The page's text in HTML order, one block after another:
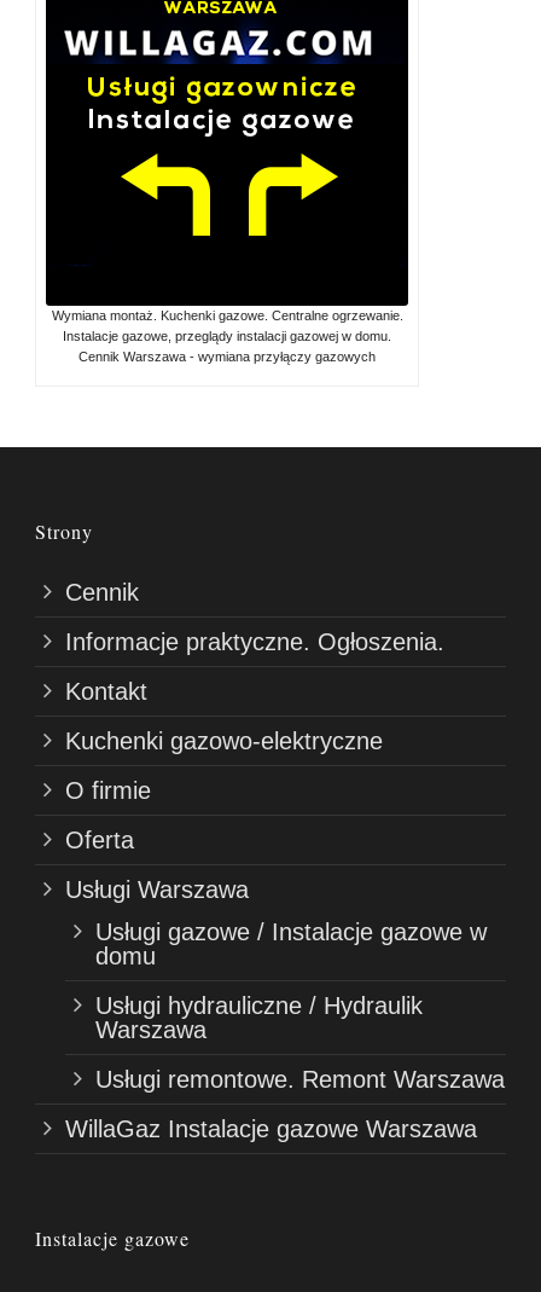
Wymiana montaż. Kuchenki gazowe. Centralne ogrzewanie.
Instalacje gazowe, przeglądy instalacji gazowej w domu.
Cennik Warszawa - wymiana przyłączy gazowych
Strony
Cennik
Informacje praktyczne. Ogłoszenia.
Kontakt
Kuchenki gazowo-elektryczne
O firmie
Oferta
Usługi Warszawa
Usługi gazowe / Instalacje gazowe w
domu
Usługi hydrauliczne / Hydraulik
Warszawa
Usługi remontowe. Remont Warszawa
WillaGaz Instalacje gazowe Warszawa
Instalacje gazowe